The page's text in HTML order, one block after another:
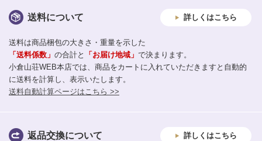
送料について 詳しくはこちら
送料は商品梱包の大きさ・重量を示した
「送料係数」 の合計と 「お届け地域」 で決まります。
小倉山荘WEB本店では、商品をカートに入れていただきますと自動的
に送料を計算し、表示いたします。
送料自動計算ページはこちら >>
返品交換について 詳しくはこちら